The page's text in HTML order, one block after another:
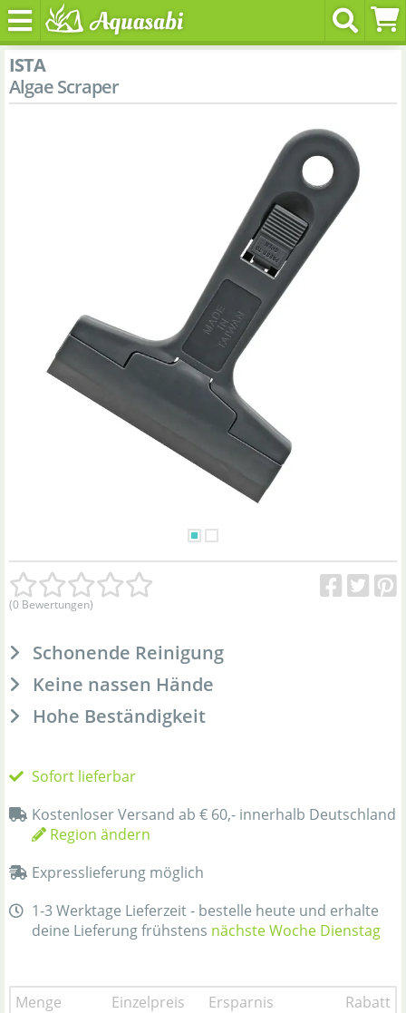
ISTA
Algae Scraper
(0 Bewertungen)
Schonende Reinigung
Keine nassen Hände
Hohe Beständigkeit
Sofort lieferbar
Kostenloser Versand ab € 60,- innerhalb Deutschland
Region ändern
Expresslieferung möglich
1-3 Werktage Lieferzeit - bestelle heute und erhalte
deine Lieferung frühstens nächste Woche Dienstag
Menge Einzelpreis Ersparnis
Rabatt